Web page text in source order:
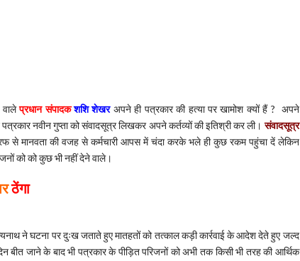
वालेप्रधान संपादक शशि शेखरअपने ही पत्रकार की हत्या पर खामोश क्यों हैं ? अपने
नवीन गुप्ता को संवादसूत्र लिखकर अपने कर्तव्यों की इतिश्री कर ली।संवादसूत्र
से मानवता की वजह से कर्मचारी आपस में चंदा करके भले ही कुछ रकम पहुंचा दें लेकिन
को को कुछ भी नहीं देने वाले।
ठेंगा
ने घटना पर दुःख जताते हुए मातहतों को तत्काल कड़ी कार्रवाई के आदेश देते हुए जल्द
जाने के बाद भी पत्रकार के पीड़ित परिजनों को अभी तक किसी भी तरह की आर्थिक